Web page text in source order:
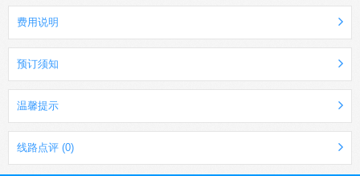
费用说明
预订须知
温馨提示
线路点评 (0)